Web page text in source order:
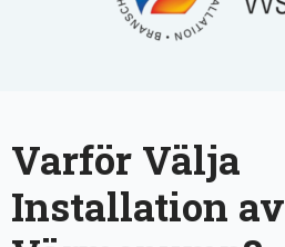
Varför Välja
Installation av